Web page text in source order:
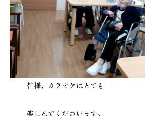
皆様、カラオケはとても
楽しんでくださいます。